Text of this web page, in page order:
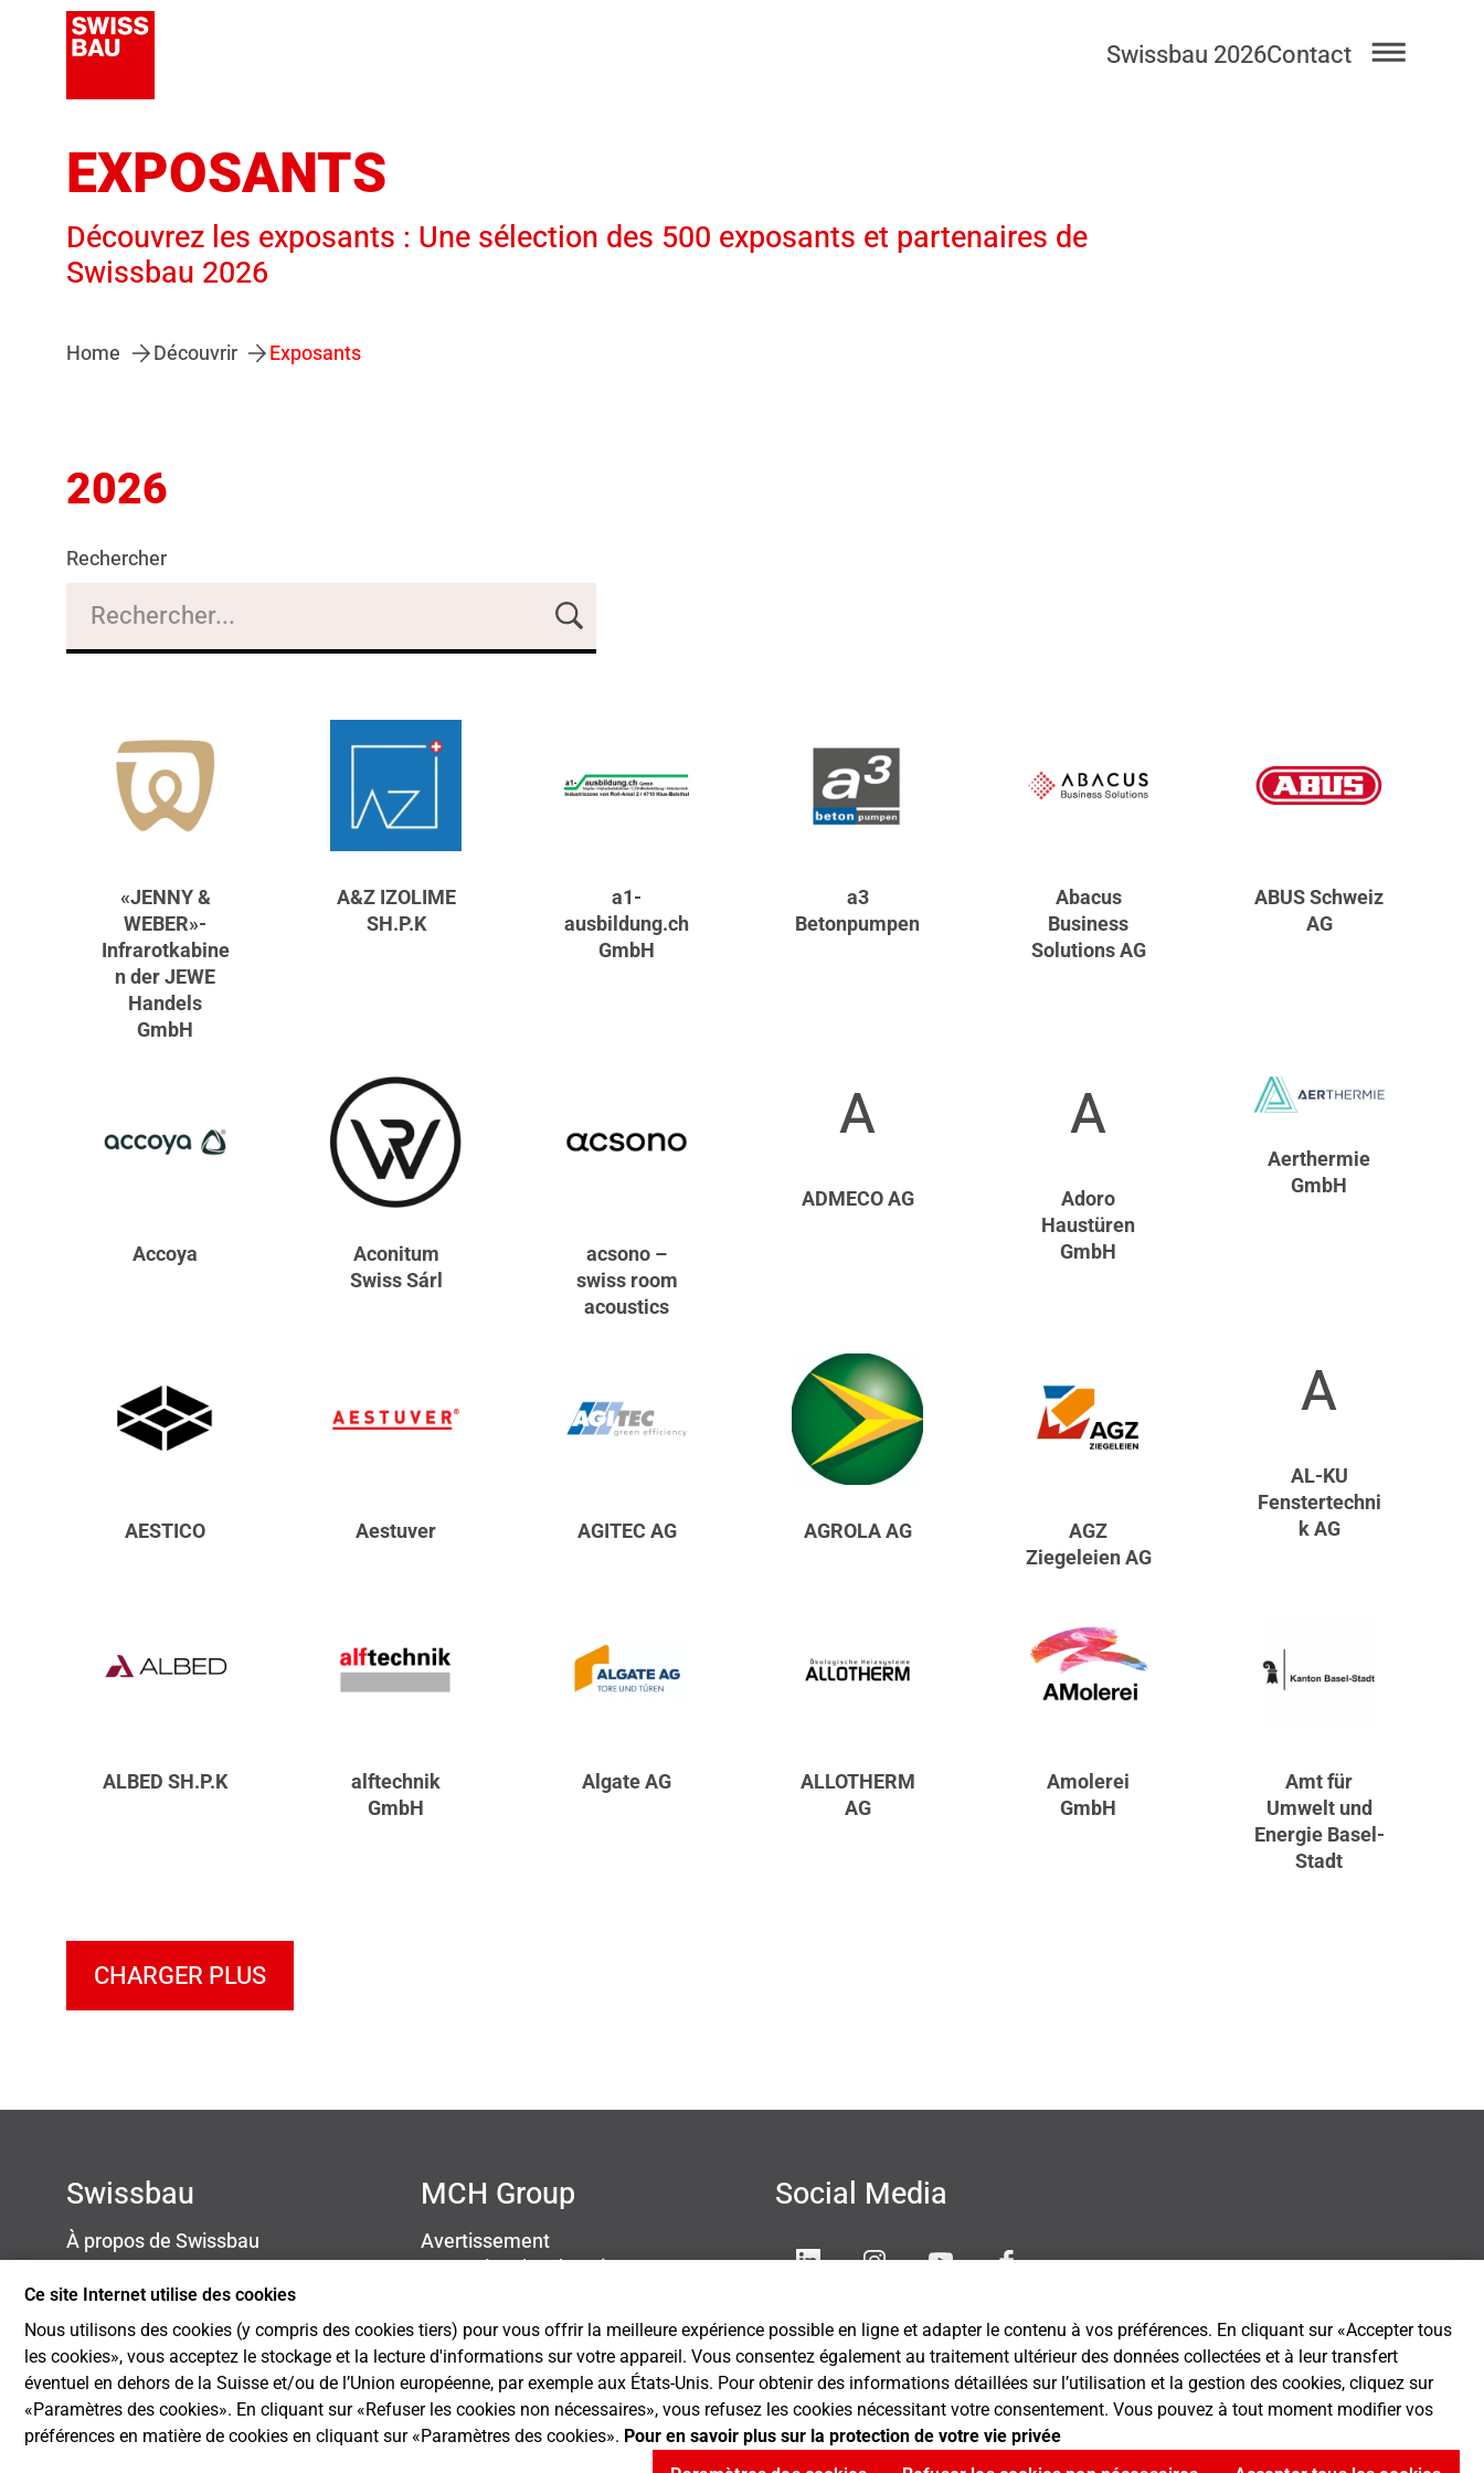
Swissbau 2026Contact
EXPOSANTS
Découvrez les exposants : Une sélection des 500 exposants et partenaires de
Swissbau 2026
Home Découvrir Exposants
2026
Rechercher
«JENNY &
WEBER»-
Infrarotkabine
n der JEWE
Handels
GmbH
A&Z IZOLIME
SH.P.K
a1-
ausbildung.ch
GmbH
a3
Betonpumpen
Abacus
Business
Solutions AG
ABUS Schweiz
AG
Accoya
Aconitum
Swiss Sárl
acsono –
swiss room
acoustics
A
ADMECO AG
A
Adoro
Haustüren
GmbH
Aerthermie
GmbH
AESTICO Aestuver AGITEC AG AGROLA AG
AGZ
Ziegeleien AG
A
AL-KU
Fenstertechni
k AG
ALBED SH.P.K
alftechnik
GmbH
Algate AG
ALLOTHERM
AG
Amolerei
GmbH
Amt für
Umwelt und
Energie Basel-
Stadt
CHARGER PLUS
Swissbau
À propos de Swissbau
Newsletter
Blog
Développement durable
MCH Group
Avertissement
Cookie Settings
Social Media
Ce site Internet utilise des cookies
Nous utilisons des cookies (y compris des cookies tiers) pour vous offrir la meilleure expérience possible en ligne et adapter le contenu à vos préférences. En cliquant sur «Accepter tous
les cookies», vous acceptez le stockage et la lecture d'informations sur votre appareil. Vous consentez également au traitement ultérieur des données collectées et à leur transfert
éventuel en dehors de la Suisse et/ou de l’Union européenne, par exemple aux États-Unis. Pour obtenir des informations détaillées sur l’utilisation et la gestion des cookies, cliquez sur
«Paramètres des cookies». En cliquant sur «Refuser les cookies non nécessaires», vous refusez les cookies nécessitant votre consentement. Vous pouvez à tout moment modifier vos
préférences en matière de cookies en cliquant sur «Paramètres des cookies». Pour en savoir plus sur la protection de votre vie privée